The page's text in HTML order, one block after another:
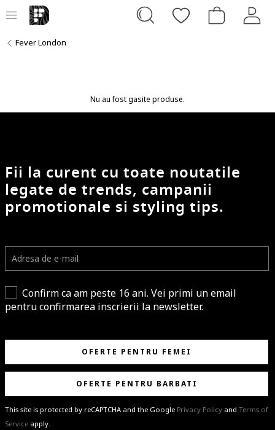
Fever London
Nu au fost gasite produse.
Fii la curent cu toate noutatile
legate de trends, campanii
promotionale si styling tips.
Confirm ca am peste 16 ani. Vei primi un email
pentru confirmarea inscrierii la newsletter.
OFERTE PENTRU FEMEI
OFERTE PENTRU BARBATI
This site is protected by reCAPTCHA and the Google Privacy Policy and Terms of
Service apply.